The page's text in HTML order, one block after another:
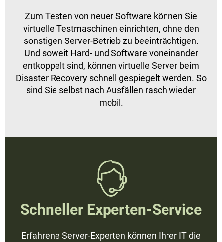
Zum Testen von neuer Software können Sie
virtuelle Testmaschinen einrichten, ohne den
sonstigen Server-Betrieb zu beeinträchtigen.
Und soweit Hard- und Software voneinander
entkoppelt sind, können virtuelle Server beim
Disaster Recovery schnell gespiegelt werden. So
sind Sie selbst nach Ausfällen rasch wieder
mobil.

Schneller Experten-Service
Erfahrene Server-Experten können Ihrer IT die